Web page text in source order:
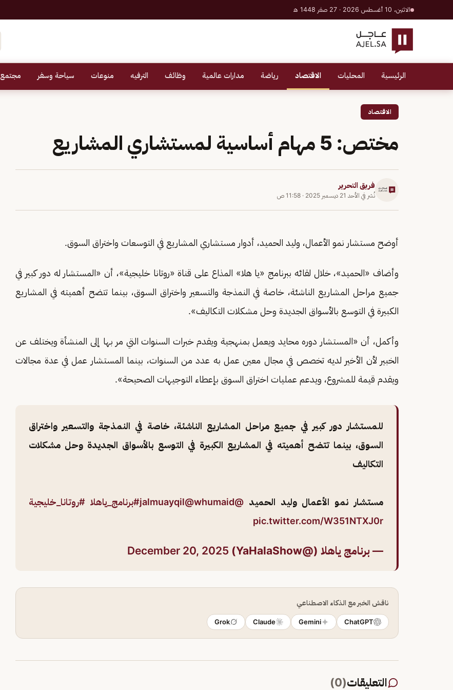
الاثنين، 10 أغسطس 2026 · 27 صفر 1448 هـ
الرئيسية المحليات الاقتصاد رياضة مدارات عالمية وظائف الترفيه منوعات سياحة وسفر مجتمع
الاقتصاد
مختص: 5 مهام أساسية لمستشاري المشاريع
فريق التحرير
نُشر في الأحد 21 ديسمبر 2025 · 11:58 ص
أوضح مستشار نمو الأعمال، وليد الحميد، أدوار مستشاري المشاريع في التوسعات واختراق السوق.
وأضاف «الحميد»، خلال لقائه ببرنامج «يا هلا» المذاع على قناة «روتانا خليجية»، أن «المستشار له دور كبير في
جميع مراحل المشاريع الناشئة، خاصة في النمذجة والتسعير واختراق السوق، بينما تتضح أهميته في المشاريع
الكبيرة في التوسع بالأسواق الجديدة وحل مشكلات التكاليف».
وأكمل، أن «المستشار دوره محايد ويعمل بمنهجية ويقدم خبرات السنوات التي مر بها إلى المنشأة ويختلف عن
الخبير لأن الأخير لديه تخصص في مجال معين عمل به عدد من السنوات، بينما المستشار عمل في عدة مجالات
ويقدم قيمة للمشروع، ويدعم عمليات اختراق السوق بإعطاء التوجيهات الصحيحة».
للمستشار دور كبير في جميع مراحل المشاريع الناشئة، خاصة في النمذجة والتسعير واختراق
السوق، بينما تتضح أهميته في المشاريع الكبيرة في التوسع بالأسواق الجديدة وحل مشكلات
التكاليف
مستشار نمو الأعمال وليد الحميد @jalmuayqil
@whumaid #برنامج_ياهلا #روتانا_خليجية
pic.twitter.com/W351NTXJ0r
— برنامج ياهلا (@YaHalaShow) December 20, 2025
ناقش الخبر مع الذكاء الاصطناعي
ChatGPT
Gemini
Claude
Grok
التعليقات(
0
)